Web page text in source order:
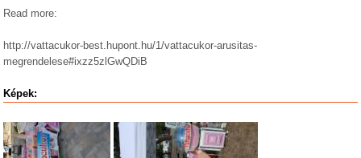
Read more:
http://vattacukor-best.hupont.hu/1/vattacukor-arusitas-
megrendelese#ixzz5zlGwQDiB
Képek: